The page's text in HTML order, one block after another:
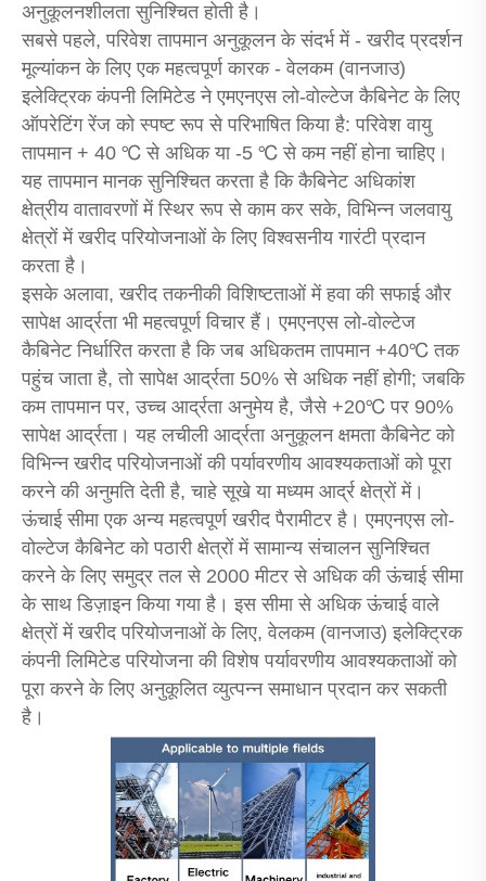
अनुकूलनशीलता सुनिश्चित होती है।
सबसे पहले, परिवेश तापमान अनुकूलन के संदर्भ में - खरीद प्रदर्शन
मूल्यांकन के लिए एक महत्वपूर्ण कारक - वेलकम (वानजाउ)
इलेक्ट्रिक कंपनी लिमिटेड ने एमएनएस लो-वोल्टेज कैबिनेट के लिए
ऑपरेटिंग रेंज को स्पष्ट रूप से परिभाषित किया है: परिवेश वायु
तापमान + 40 ℃ से अधिक या -5 ℃ से कम नहीं होना चाहिए।
यह तापमान मानक सुनिश्चित करता है कि कैबिनेट अधिकांश
क्षेत्रीय वातावरणों में स्थिर रूप से काम कर सके, विभिन्न जलवायु
क्षेत्रों में खरीद परियोजनाओं के लिए विश्वसनीय गारंटी प्रदान
करता है।
इसके अलावा, खरीद तकनीकी विशिष्टताओं में हवा की सफाई और
सापेक्ष आर्द्रता भी महत्वपूर्ण विचार हैं। एमएनएस लो-वोल्टेज
कैबिनेट निर्धारित करता है कि जब अधिकतम तापमान +40℃ तक
पहुंच जाता है, तो सापेक्ष आर्द्रता 50% से अधिक नहीं होगी; जबकि
कम तापमान पर, उच्च आर्द्रता अनुमेय है, जैसे +20℃ पर 90%
सापेक्ष आर्द्रता। यह लचीली आर्द्रता अनुकूलन क्षमता कैबिनेट को
विभिन्न खरीद परियोजनाओं की पर्यावरणीय आवश्यकताओं को पूरा
करने की अनुमति देती है, चाहे सूखे या मध्यम आर्द्र क्षेत्रों में।
ऊंचाई सीमा एक अन्य महत्वपूर्ण खरीद पैरामीटर है। एमएनएस लो-
वोल्टेज कैबिनेट को पठारी क्षेत्रों में सामान्य संचालन सुनिश्चित
करने के लिए समुद्र तल से 2000 मीटर से अधिक की ऊंचाई सीमा
के साथ डिज़ाइन किया गया है। इस सीमा से अधिक ऊंचाई वाले
क्षेत्रों में खरीद परियोजनाओं के लिए, वेलकम (वानजाउ) इलेक्ट्रिक
कंपनी लिमिटेड परियोजना की विशेष पर्यावरणीय आवश्यकताओं को
पूरा करने के लिए अनुकूलित व्युत्पन्न समाधान प्रदान कर सकती
है।